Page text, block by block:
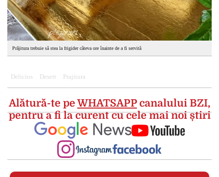
Prăjitura trebuie să stea la frigider câteva ore înainte de a fi servită
Delicios Desert Prajitura
Alătură-te peWHATSAPPcanalului BZI,
pentru a fi la curent cu cele mai noi știri